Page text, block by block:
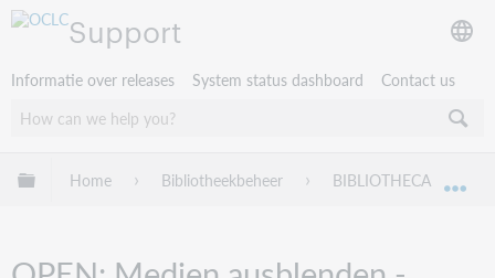
Support
Informatie over releases System status dashboard Contact us
Mondiale hiërarchie uitvouwen / samenvouwen
Home Bibliotheekbeheer BIBLIOTHECA